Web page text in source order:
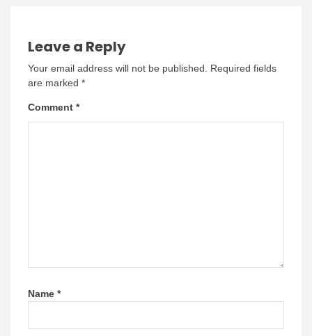
Leave a Reply
Your email address will not be published.
Required fields
are marked *
Comment *
Name *